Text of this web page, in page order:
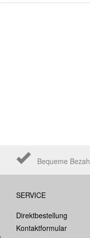
Bequeme
SERVICE
Direktbestellung
Kontaktformular